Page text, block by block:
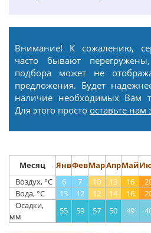
Внимание! К сожалению,
часто бывают
подбора может не
предложения. Будет
наличие необходимых Вам
Для этого просто оставьте нам
Месяц ЯнвФевМарАпрМай
Воздух, °С
6 7 10 13 16
Вода, °С
13 12 12 14 16
Осадки,
мм
55 59 57 50 49